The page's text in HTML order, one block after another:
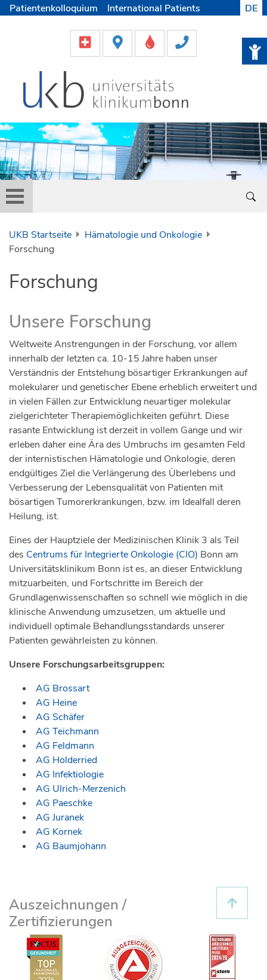
Patientenkolloquium
International Patients
Helfen & Spenden
Medien
DE
UKB Startseite
Hämatologie und Onkologie
Forschung
Forschung
Unsere Forschung
Weltweite Anstrengungen in der Forschung, vor allem
innerhalb der letzten ca. 10-15 Jahre haben unser
Verständnis der Entstehung bösartiger Erkrankungen auf
molekularer und genetischer Ebene erheblich erweitert und
in vielen Fällen zur Entwicklung neuartiger molekular
zielgerichteter Therapiemöglichkeiten geführt. Diese
rasante Entwicklung ist derzeit in vollem Gange und wir
erleben daher eine Ära des Umbruchs im gesamten Feld
der internistischen Hämatologie und Onkologie, deren
endgültiges Ziel die Verlängerung des Überlebens und
Verbesserung der Lebensqualität von Patienten mit
bösartigen Tumorerkrankungen, bzw. im Idealfall deren
Heilung, ist.
Eines der Hauptziele der Medizinischen Klinik 3 als Teil
des Centrums für Integrierte Onkologie (CIO) Bonn am
Universitätsklinikum Bonn ist es, an dieser Entwicklung
mitzuarbeiten, und Fortschritte im Bereich der
Grundlagenwissenschaften so schnell wie möglich in die
klinische Anwendung umzusetzen, um aktuelle und
individuell optimale Behandlungsstandards unserer
Patienten gewährleisten zu können.
Unsere Forschungsarbeitsgruppen:
AG Brossart
AG Heine
AG Schäfer
AG Teichmann
AG Feldmann
AG Holderried
AG Infektiologie
AG Ulrich-Merzenich
AG Paeschke
AG Juranek
AG Kornek
AG Baumjohann
Auszeichnungen /
Zertifizierungen